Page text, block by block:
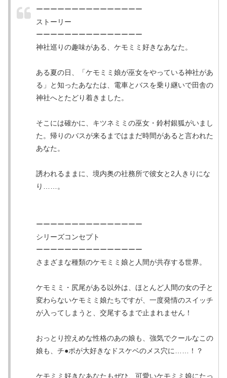
ーーーーーーーーーーーーーーー
ストーリー
ーーーーーーーーーーーーーーー
神社巡りの趣味がある、ケモミミ好きなあなた。
ある夏の日、「ケモミミ娘が巫女をやっている神社があ
る」と知ったあなたは、電車とバスを乗り継いで田舎の
神社へとたどり着きました。
そこには確かに、キツネミミの巫女・鈴村銀狐がいまし
た。帰りのバスが来るまではまだ時間があると言われた
あなた。
誘われるままに、境内奥の社務所で彼女と2人きりにな
り……。
ーーーーーーーーーーーーーーー
シリーズコンセプト
ーーーーーーーーーーーーーーー
さまざまな種類のケモミミ娘と人間が共存する世界。
ケモミミ・尻尾がある以外は、ほとんど人間の女の子と
変わらないケモミミ娘たちですが、一度発情のスイッチ
が入ってしまうと、交尾するまで止まれません！
おっとり控えめな性格のあの娘も、強気でクールなこの
娘も、チ●ポが大好きなドスケベのメス穴に……！？
ケモミミ好きなあなたもぜひ、可愛いケモミミ娘にたっ